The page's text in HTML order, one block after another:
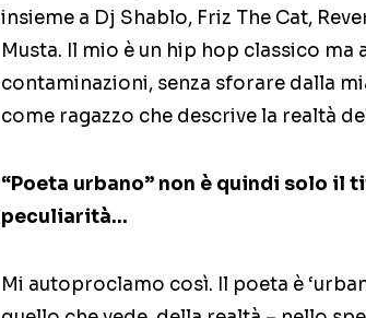
insieme a Dj Shablo, Friz The Cat,
Musta. Il mio è un hip hop classico
contaminazioni, senza sforare dalla
come ragazzo che descrive la realtà
“Poeta urbano” non è quindi solo il
peculiarità…
Mi autoproclamo così. Il poeta è